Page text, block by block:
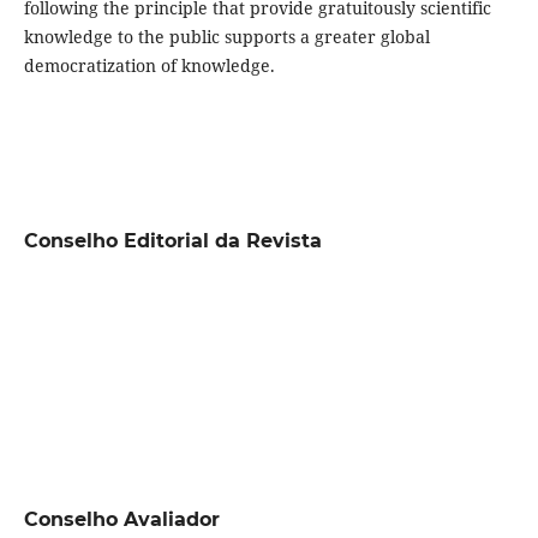
following the principle that provide gratuitously scientific
knowledge to the public supports a greater global
democratization of knowledge.
Conselho Editorial da Revista
Conselho Avaliador